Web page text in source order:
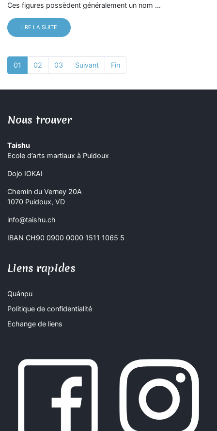
Ces figures possèdent généralement un nom …
LIRE LA SUITE
01 02 03 Suivant Fin
Nous trouver
Taishu
Ecole d’arts martiaux à Puidoux
Dojo IOKAI
Chemin du Verney 20A
1070 Puidoux, VD
info@taishu.ch
IBAN CH90 0900 0000 1511 1065 5
Liens rapides
Quánpu
Politique de confidentialité
Echange de liens